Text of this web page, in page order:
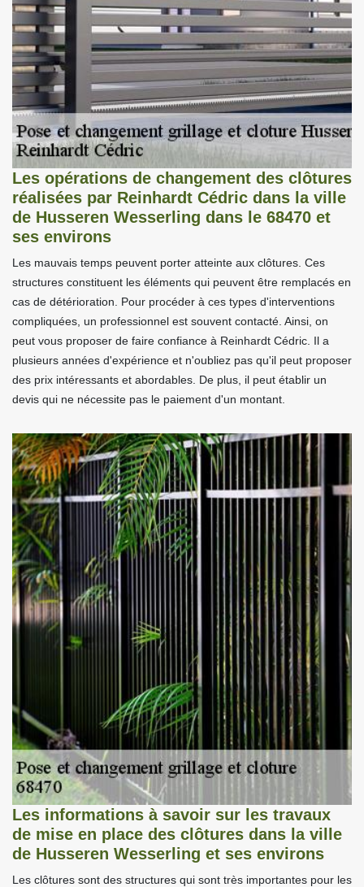
Les opérations de changement des clôtures
réalisées par Reinhardt Cédric dans la ville
de Husseren Wesserling dans le 68470 et
ses environs
Les mauvais temps peuvent porter atteinte aux clôtures. Ces
structures constituent les éléments qui peuvent être remplacés en
cas de détérioration. Pour procéder à ces types d'interventions
compliquées, un professionnel est souvent contacté. Ainsi, on
peut vous proposer de faire confiance à Reinhardt Cédric. Il a
plusieurs années d'expérience et n'oubliez pas qu'il peut proposer
des prix intéressants et abordables. De plus, il peut établir un
devis qui ne nécessite pas le paiement d'un montant.
Les informations à savoir sur les travaux
de mise en place des clôtures dans la ville
de Husseren Wesserling et ses environs
Les clôtures sont des structures qui sont très importantes pour les